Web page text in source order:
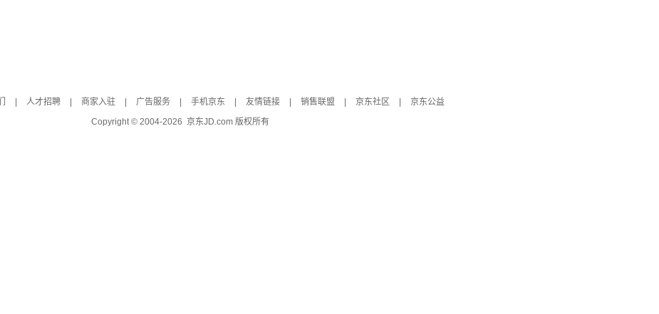
人才招聘 商家入驻 广告服务 手机京东 友情链接 销售联盟 京东社区
京东公益
Copyright © 2004-2026 京东JD.com 版权所有